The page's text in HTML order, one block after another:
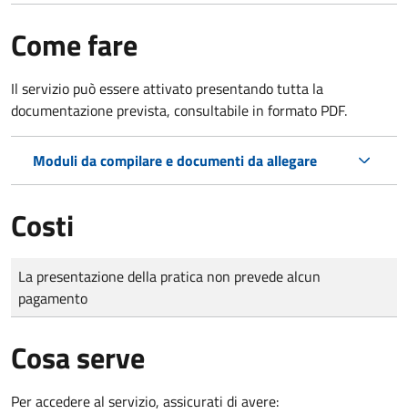
Come fare
Il servizio può essere attivato presentando tutta la
documentazione prevista, consultabile in formato PDF.
Moduli da compilare e documenti da allegare
Costi
Tipo di pagamento
Importo
La presentazione della pratica non prevede alcun
pagamento
Cosa serve
Per accedere al servizio, assicurati di avere: